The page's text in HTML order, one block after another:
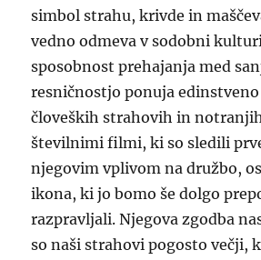
simbol strahu, krivde in
vedno odmeva v sodobni
sposobnost prehajanja med
resničnostjo ponuja
človeških strahovih in
številnimi filmi, ki so sledili
njegovim vplivom na družbo,
ikona, ki jo bomo še dolgo
razpravljali. Njegova zgodba
so naši strahovi pogosto večji,